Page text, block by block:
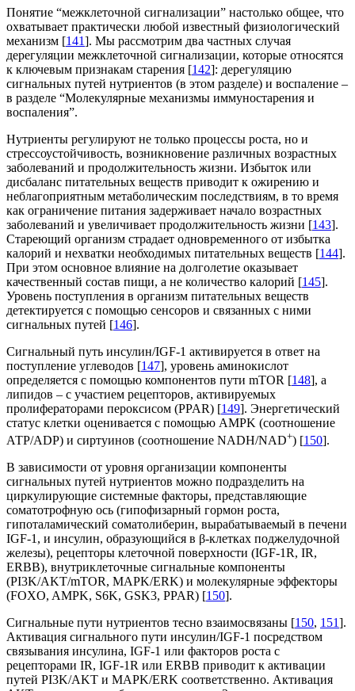
Понятие “межклеточной сигнализации” настолько общее, что
охватывает практически любой известный физиологический
механизм [141]. Мы рассмотрим два частных случая
дерегуляции межклеточной сигнализации, которые относятся
к ключевым признакам старения [142]: дерегуляцию
сигнальных путей нутриентов (в этом разделе) и воспаление –
в разделе “Молекулярные механизмы иммуностарения и
воспаления”.
Нутриенты регулируют не только процессы роста, но и
стрессоустойчивость, возникновение различных возрастных
заболеваний и продолжительность жизни. Избыток или
дисбаланс питательных веществ приводит к ожирению и
неблагоприятным метаболическим последствиям, в то время
как ограничение питания задерживает начало возрастных
заболеваний и увеличивает продолжительность жизни [143].
Стареющий организм страдает одновременного от избытка
калорий и нехватки необходимых питательных веществ [144].
При этом основное влияние на долголетие оказывает
качественный состав пищи, а не количество калорий [145].
Уровень поступления в организм питательных веществ
детектируется с помощью сенсоров и связанных с ними
сигнальных путей [146].
Сигнальный путь инсулин/IGF-1 активируется в ответ на
поступление углеводов [147], уровень аминокислот
определяется с помощью компонентов пути mTOR [148], а
липидов – с участием рецепторов, активируемых
пролифераторами пероксисом (PPAR) [149]. Энергетический
статус клетки оценивается с помощью AMPK (соотношение
АТP/АDP) и сиртуинов (соотношение NADH/NAD+) [150].
В зависимости от уровня организации компоненты
сигнальных путей нутриентов можно подразделить на
циркулирующие системные факторы, представляющие
соматотрофную ось (гипофизарный гормон роста,
гипоталамический соматолиберин, вырабатываемый в печени
IGF-1, и инсулин, образующийся в β-клетках поджелудочной
железы), рецепторы клеточной поверхности (IGF-1R, IR,
ERBB), внутриклеточные сигнальные компоненты
(PI3K/AKT/mTOR, MAPK/ERK) и молекулярные эффекторы
(FOXO, AMPK, S6K, GSK3, PPAR) [150].
Сигнальные пути нутриентов тесно взаимосвязаны [150, 151].
Активация сигнального пути инсулин/IGF-1 посредством
связывания инсулина, IGF-1 или факторов роста с
рецепторами IR, IGF-1R или ERBB приводит к активации
путей PI3K/AKT и MAPK/ERK соответственно. Активация